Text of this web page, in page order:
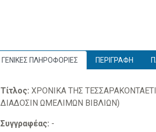
ΓΕΝΙΚΕΣ ΠΛΗΡΟΦΟΡΙΕΣ ΠΕΡΙΓΡΑΦΗ
Τίτλος: ΧΡΟΝΙΚΑ ΤΗΣ
ΔΙΑΔΟΣΙΝ ΩΜΕΛΙΜΩΝ ΒΙΒΛΙΩΝ)
Συγγραφέας: -